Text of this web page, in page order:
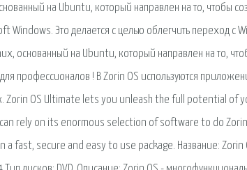
на Ubuntu, который направлен на то, чтобы
Windows. Это делается с целью облегчить переход с
основанный на Ubuntu, который направлен на то,
профессионалов ! В Zorin OS используются
Zorin OS Ultimate lets you unleash the full potential
rely on its enormous selection of software to do
fast, secure and easy to use package. Название: Zorin